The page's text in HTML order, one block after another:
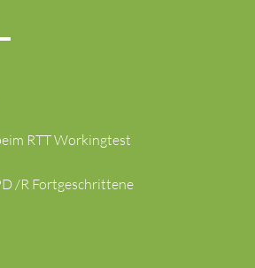
RTT Workingtest
/R Fortgeschrittene